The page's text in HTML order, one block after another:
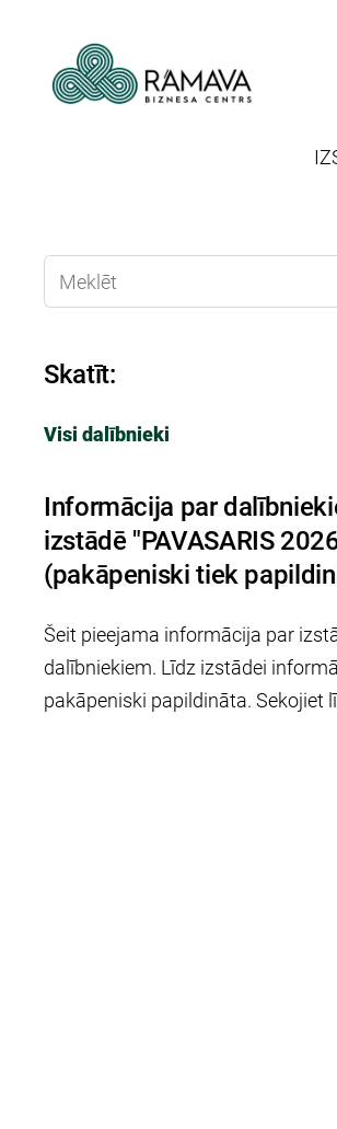
Skatīt:
Visi dalībnieki
Informācija par
izstādē "PAVASARIS
(pakāpeniski tiek
Šeit pieejama informācija par
dalībniekiem. Līdz izstādei
pakāpeniski papildināta. Sekojiet